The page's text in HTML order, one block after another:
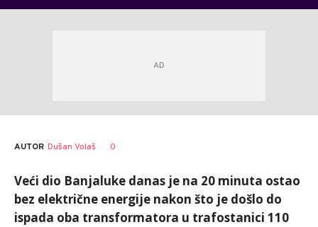
AUTOR Dušan Volaš 0
Veći dio Banjaluke danas je na 20 minuta ostao
bez električne energije nakon što je došlo do
ispada oba transformatora u trafostanici 110